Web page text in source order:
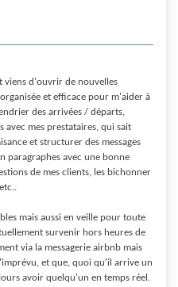
viens d'ouvrir de nouvelles
et efficace pour m'aider à
des arrivées / départs,
avec mes prestataires, qui sait
et structurer des messages
paragraphes avec une bonne
de mes clients, les bichonner
mais aussi en veille pour toute
survenir hors heures de
via la messagerie airbnb mais
et que, quoi qu'il arrive un
avoir quelqu'un en temps réel.